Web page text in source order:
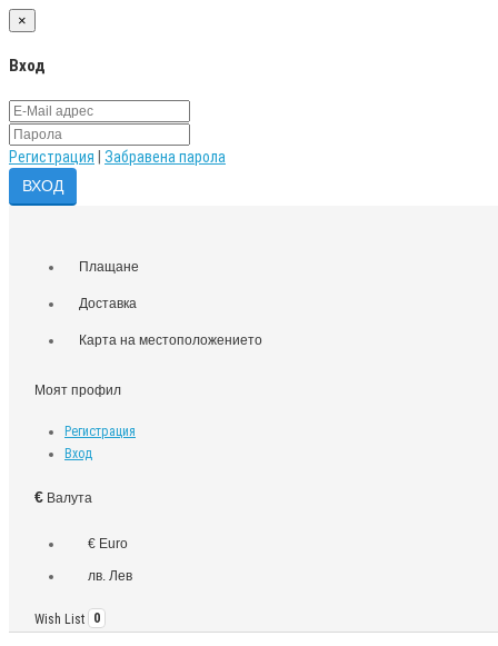
×
Вход
Регистрация Забравена парола
Плащане
Доставка
Карта на местоположението
Моят профил
Регистрация
Вход
€ Валута
€ Euro
лв. Лев
Wish List 0